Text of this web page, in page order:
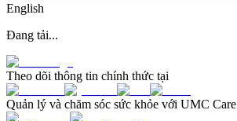
English
Đang tải...
Theo dõi thông tin chính thức tại
Quản lý và chăm sóc sức khỏe với UMC Care